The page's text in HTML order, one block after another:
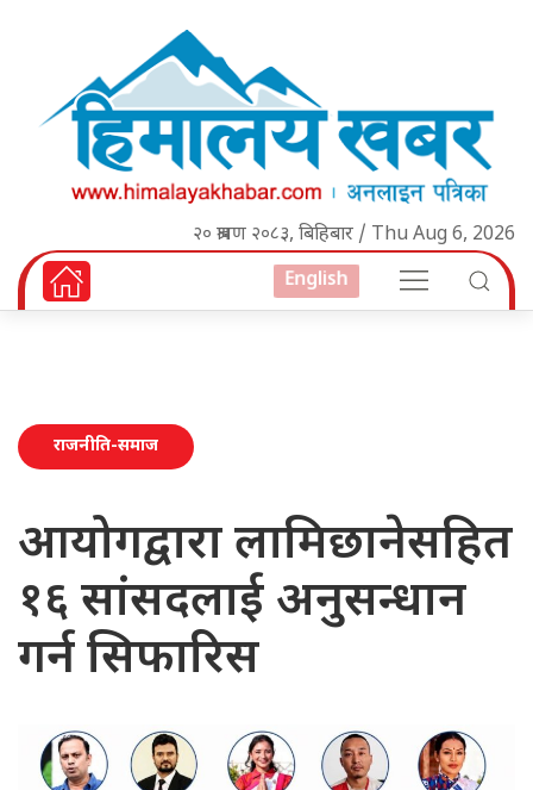
२० श्रावण २०८३, बिहिबार / Thu Aug 6, 2026
English
राजनीति-समाज
आयोगद्वारा लामिछानेसहित
१६ सांसदलाई अनुसन्धान
गर्न सिफारिस